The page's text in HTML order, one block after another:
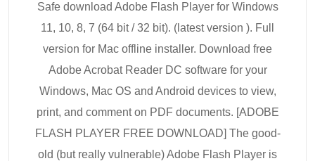
Safe download Adobe Flash Player for Windows
11, 10, 8, 7 (64 bit / 32 bit). (latest version ). Full
version for Mac offline installer. Download free
Adobe Acrobat Reader DC software for your
Windows, Mac OS and Android devices to view,
print, and comment on PDF documents. [ADOBE
FLASH PLAYER FREE DOWNLOAD] The good-
old (but really vulnerable) Adobe Flash Player is